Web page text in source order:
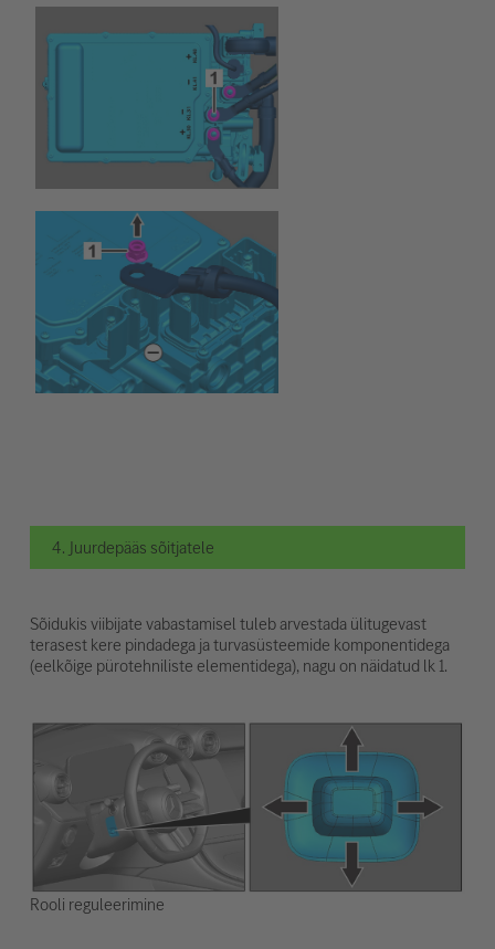
4. Juurdepääs sõitjatele
Sõidukis viibijate vabastamisel tuleb arvestada ülitugevast
terasest kere pindadega ja turvasüsteemide komponentidega
(eelkõige pürotehniliste elementidega), nagu on näidatud lk 1.
Rooli reguleerimine